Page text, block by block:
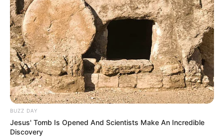
2. Com a tesoura, abra e remova uma das
BUZZ DAY
Jesus' Tomb Is Opened And Scientists Make An Incredible
Discovery